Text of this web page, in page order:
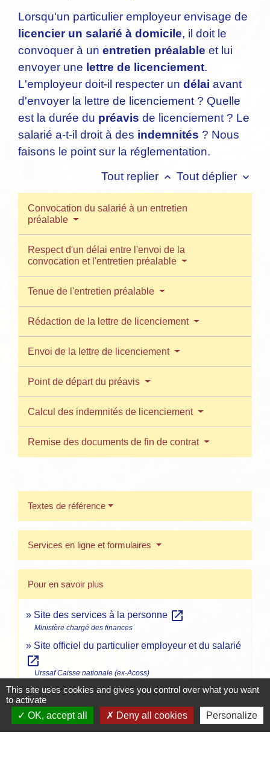
Lorsqu'un particulier employeur envisage de
licencier un salarié à domicile, il doit le
convoquer à un entretien préalable et lui
envoyer une lettre de licenciement.
L'employeur doit-il respecter un délai avant
d'envoyer la lettre de licenciement ? Quelle
est la durée du préavis de licenciement ? Le
salarié a-t-il droit à des indemnités ? Nous
faisons le point sur la réglementation.
Tout replier keyboard_arrow_up Tout déplier keyboard_arrow_down
Convocation du salarié à un entretien
préalable
Respect d'un délai entre l'envoi de la
convocation et l'entretien préalable
Tenue de l'entretien préalable
Rédaction de la lettre de licenciement
Envoi de la lettre de licenciement
Point de départ du préavis
Calcul des indemnités de licenciement
Remise des documents de fin de contrat
Textes de référence
Services en ligne et formulaires
Pour en savoir plus
Site des services à la personne open_in_new
Ministère chargé des finances
Site officiel du particulier employeur et du salarié
open_in_new
Urssaf Caisse nationale (ex-Acoss)
Signaler une erreur sur cette page
This site uses cookies and gives you control over what you want
to activate
OK, accept all
Deny all cookies Personalize